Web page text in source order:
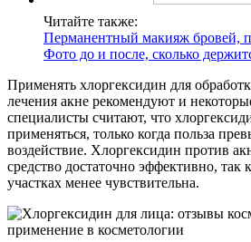
Читайте также:
Перманентный макияж бровей,
Фото до и после, сколько
Применять хлоргексидин для
лечения акне рекомендуют и
специалисты считают, что
применяться, только когда польза
воздействие. Хлоргексидин против
средство достаточно эффективно, так
участках менее чувствительна.